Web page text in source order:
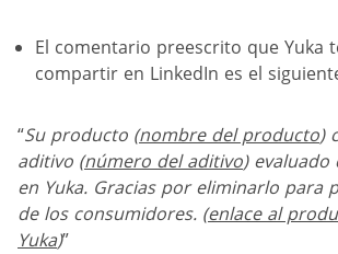
El comentario preescrito que Yuka
compartir en LinkedIn es el
“Su producto (nombre del producto)
aditivo (número del aditivo)
en Yuka. Gracias por eliminarlo para
de los consumidores. (enlace al
Yuka)”